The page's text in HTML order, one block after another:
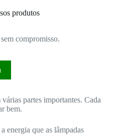
produtos
compromisso.
partes importantes. Cada
bem.
energia que as lâmpadas